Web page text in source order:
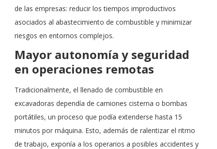
de las empresas: reducir los tiempos improductivos
asociados al abastecimiento de combustible y minimizar
riesgos en entornos complejos.
Mayor autonomía y seguridad
en operaciones remotas
Tradicionalmente, el llenado de combustible en
excavadoras dependía de camiones cisterna o bombas
portátiles, un proceso que podía extenderse hasta 15
minutos por máquina. Esto, además de ralentizar el ritmo
de trabajo, exponía a los operarios a posibles accidentes y